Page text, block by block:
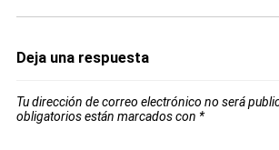
Deja una respuesta
Tu dirección de correo electrónico no será
obligatorios están marcados con *